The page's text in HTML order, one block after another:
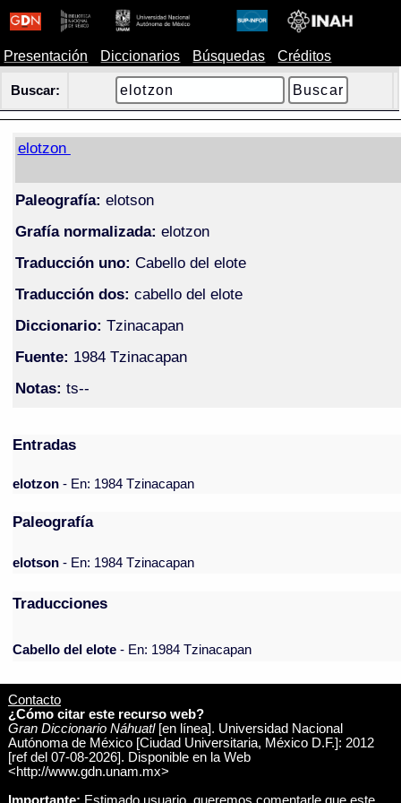
Presentación Diccionarios Búsquedas Créditos
Buscar:
elotzon
Paleografía: elotson
Grafía normalizada: elotzon
Traducción uno: Cabello del elote
Traducción dos: cabello del elote
Diccionario: Tzinacapan
Fuente: 1984 Tzinacapan
Notas: ts--
Entradas
elotzon- En: 1984 Tzinacapan
Paleografía
elotson - En: 1984 Tzinacapan
Traducciones
Cabello del elote - En: 1984 Tzinacapan
Contacto
¿Cómo citar este recurso web?
Gran Diccionario Náhuatl[en línea]. Universidad Nacional
Autónoma de México [Ciudad Universitaria, México D.F.]: 2012
[ref del 07-08-2026]. Disponible en la Web
<http://www.gdn.unam.mx>
Importante: Estimado usuario, queremos comentarle que este